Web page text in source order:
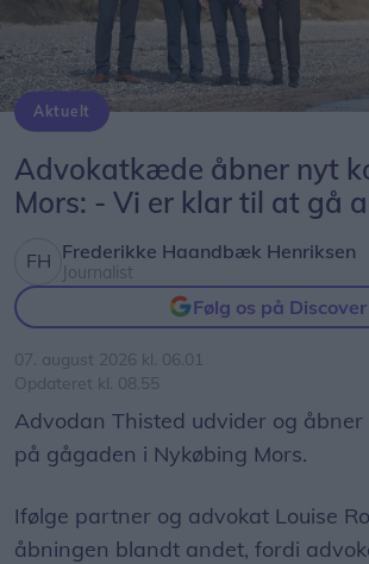
Aktuelt
Advokatkæde åbner nyt
Mors: - Vi er klar til at gå
Frederikke Haandbæk Henriksen
Journalist
Følg os på Discover
07. august 2026 kl. 06.01
Opdateret kl. 08.55
Advodan Thisted udvider og
på gågaden i Nykøbing Mors.
Ifølge partner og advokat Louise
åbningen blandt andet, fordi